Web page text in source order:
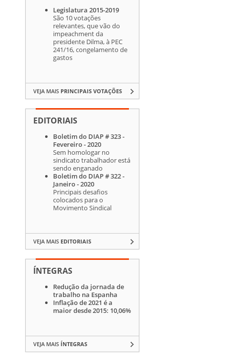
Legislatura 2015-2019
São 10 votações
relevantes, que vão do
impeachment da
presidente Dilma, à PEC
241/16, congelamento de
gastos
VEJA MAIS PRINCIPAIS VOTAÇÕES
EDITORIAIS
Boletim do DIAP # 323 -
Fevereiro - 2020
Sem homologar no
sindicato trabalhador está
sendo enganado
Boletim do DIAP # 322 -
Janeiro - 2020
Principais desafios
colocados para o
Movimento Sindical
VEJA MAIS EDITORIAIS
ÍNTEGRAS
Redução da jornada de
trabalho na Espanha
Inflação de 2021 é a
maior desde 2015: 10,06%
VEJA MAIS ÍNTEGRAS